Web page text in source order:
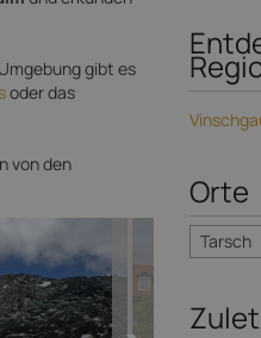
gibt es
oder das
von den
Orte
Tarsch